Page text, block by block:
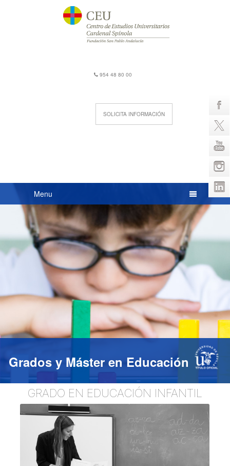
954 48 80 00
SOLICITA INFORMACIÓN
Menu
Grados y Máster en Educación
GRADO EN EDUCACIÓN INFANTIL